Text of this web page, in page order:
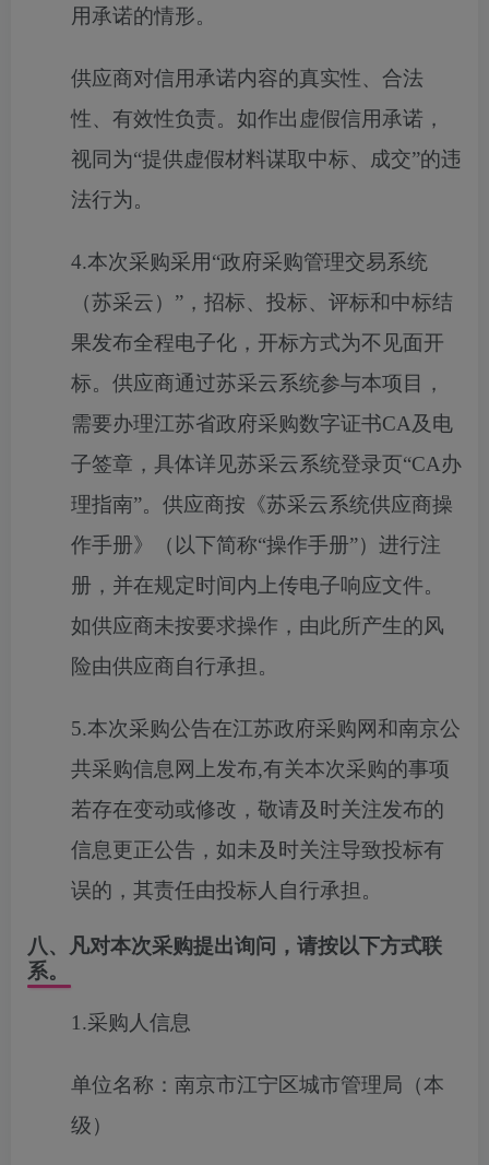
用承诺的情形。
供应商对信用承诺内容的真实性、合法
性、有效性负责。如作出虚假信用承诺，
视同为“提供虚假材料谋取中标、成交”的违
法行为。
4.本次采购采用“政府采购管理交易系统
（苏采云）”，招标、投标、评标和中标结
果发布全程电子化，开标方式为不见面开
标。 供应商通过苏采云系统参与本项目，
需要办理江苏省政府采购数字证书CA及电
子签章，具体详见苏采云系统登录页“CA办
理指南”。供应商按《苏采云系统供应商操
作手册》（以下简称“操作手册”）进行注
册，并在规定时间内上传电子响应文件。
如供应商未按要求操作，由此所产生的风
险由供应商自行承担。
5.本次采购公告在江苏政府采购网和南京公
共采购信息网上发布,有关本次采购的事项
若存在变动或修改，敬请及时关注发布的
信息更正公告，如未及时关注导致投标有
误的，其责任由投标人自行承担。
八、凡对本次采购提出询问，请按以下方式联
系。
1.采购人信息
单位名称：南京市江宁区城市管理局（本
级）